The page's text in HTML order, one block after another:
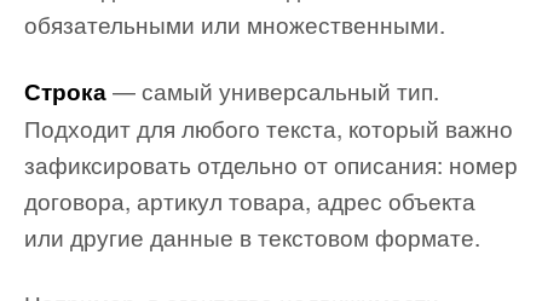
обязательными или множественными.
Строка— самый универсальный тип.
Подходит для любого текста, который важно
зафиксировать отдельно от описания: номер
договора, артикул товара, адрес объекта
или другие данные в текстовом формате.